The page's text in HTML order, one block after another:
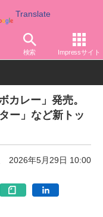
Translate
検索 Impressサイト
カレー」発売。
ー」など新トッ
2026年5月29日 10:00